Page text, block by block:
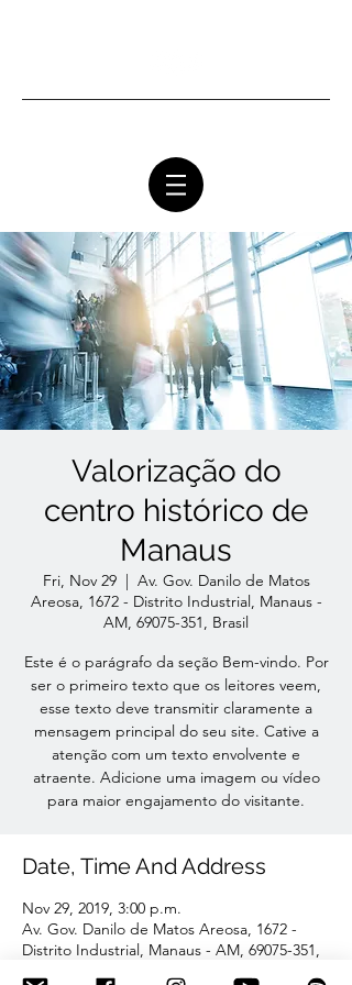
Valorização do
centro histórico de
Manaus
Fri, Nov 29
  |
Av. Gov. Danilo de Matos
Areosa, 1672 - Distrito Industrial, Manaus -
AM, 69075-351, Brasil
Este é o parágrafo da seção Bem-vindo. Por
ser o primeiro texto que os leitores veem,
esse texto deve transmitir claramente a
mensagem principal do seu site. Cative a
atenção com um texto envolvente e
atraente. Adicione uma imagem ou vídeo
para maior engajamento do visitante.
Date, Time And Address
Nov 29, 2019, 3:00 p.m.
Av. Gov. Danilo de Matos Areosa, 1672 -
Distrito Industrial, Manaus - AM, 69075-351,